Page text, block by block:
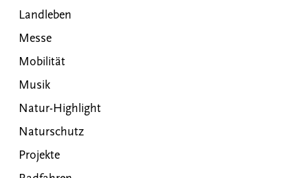
Landleben
Messe
Mobilität
Musik
Natur-Highlight
Naturschutz
Projekte